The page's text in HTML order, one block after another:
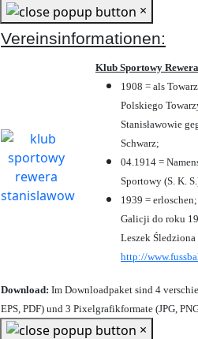
×
Vereinsinformationen:
Klub Sportowy
1908 = als
Polskiego
Stanisławowie
Schwarz;
04.1914 =
Sportowy (S. K.
1939 =
Galicji do roku
Leszek
http://
Download: Im Downloadpaket sind 4
EPS, PDF) und 3 Pixelgrafikformate (JPG,
×